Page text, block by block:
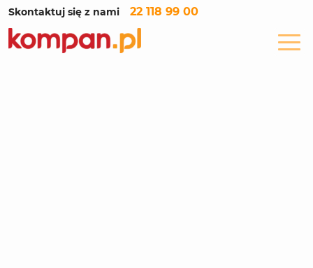
Skontaktuj się z nami 22 118 99 00